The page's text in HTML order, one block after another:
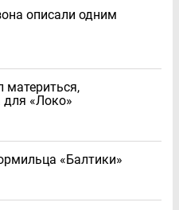
описали одним
материться,
для «Локо»
«Балтики»